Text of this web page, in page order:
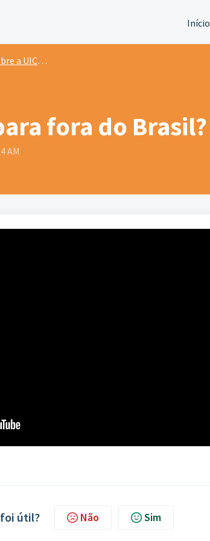
Início
a UICLAP
fora do Brasil?
AM
útil? Não Sim